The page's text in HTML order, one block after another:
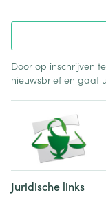
Door op inschrijven
nieuwsbrief en gaat
Juridische links